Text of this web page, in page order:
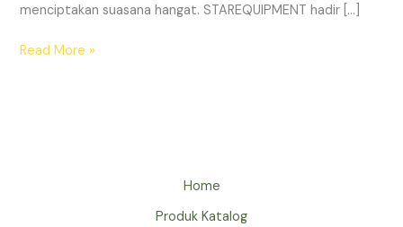
menciptakan suasana hangat. STAREQUIPMENT hadir […]
SEWA
Read More »
Home
Produk Katalog